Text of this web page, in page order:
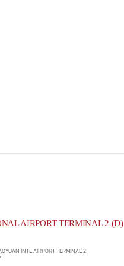
AIRPORT TERMINAL 2 (D)
INTL AIRPORT TERMINAL 2